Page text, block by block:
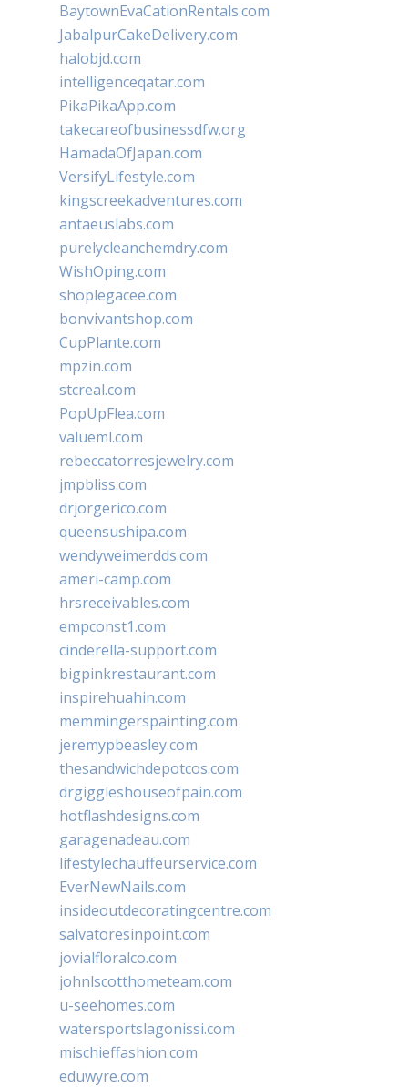
BaytownEvaCationRentals.com
JabalpurCakeDelivery.com
halobjd.com
intelligenceqatar.com
PikaPikaApp.com
takecareofbusinessdfw.org
HamadaOfJapan.com
VersifyLifestyle.com
kingscreekadventures.com
antaeuslabs.com
purelycleanchemdry.com
WishOping.com
shoplegacee.com
bonvivantshop.com
CupPlante.com
mpzin.com
stcreal.com
PopUpFlea.com
valueml.com
rebeccatorresjewelry.com
jmpbliss.com
drjorgerico.com
queensushipa.com
wendyweimerdds.com
ameri-camp.com
hrsreceivables.com
empconst1.com
cinderella-support.com
bigpinkrestaurant.com
inspirehuahin.com
memmingerspainting.com
jeremypbeasley.com
thesandwichdepotcos.com
drgiggleshouseofpain.com
hotflashdesigns.com
garagenadeau.com
lifestylechauffeurservice.com
EverNewNails.com
insideoutdecoratingcentre.com
salvatoresinpoint.com
jovialfloralco.com
johnlscotthometeam.com
u-seehomes.com
watersportslagonissi.com
mischieffashion.com
eduwyre.com